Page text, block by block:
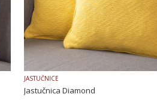
JASTUČNICE
Jastučnica Diamond